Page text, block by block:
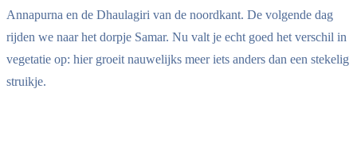
Annapurna en de Dhaulagiri van de noordkant. De volgende dag
rijden we naar het dorpje Samar. Nu valt je echt goed het verschil in
vegetatie op: hier groeit nauwelijks meer iets anders dan een stekelig
struikje.